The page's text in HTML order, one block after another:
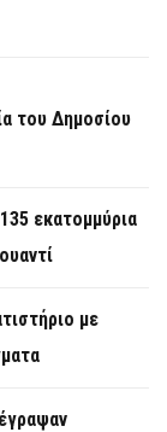
του Δημοσίου
εκατομμύρια
με